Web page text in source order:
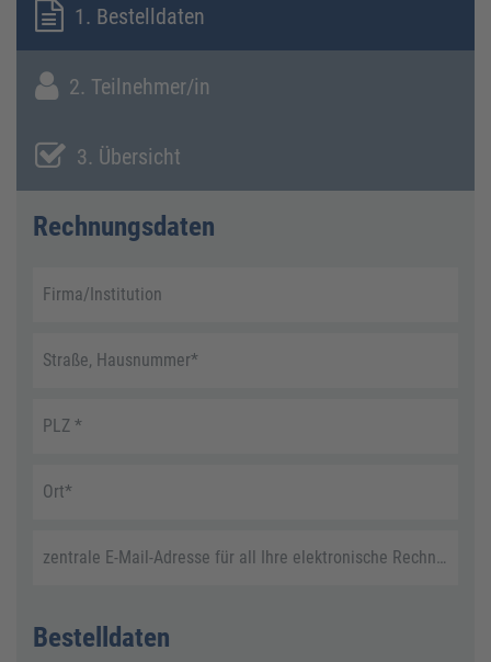
1. Bestelldaten
2. Teilnehmer/in
3. Übersicht
Rechnungsdaten
Firma/Institution
Straße, Hausnummer*
PLZ *
Ort*
zentrale E-Mail-Adresse für all Ihre elektronische Rechnungen
Bestelldaten